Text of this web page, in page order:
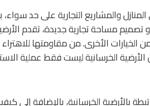
المنازل والمشاريع التجارية على حد
مساحة تجارية جديدة، تقدم
الأخرى. من مقاومتها للاهتراء
الأرضية الخرسانية ليست فقط عملية
بالأرضية الخرسانية، بالإضافة إلى